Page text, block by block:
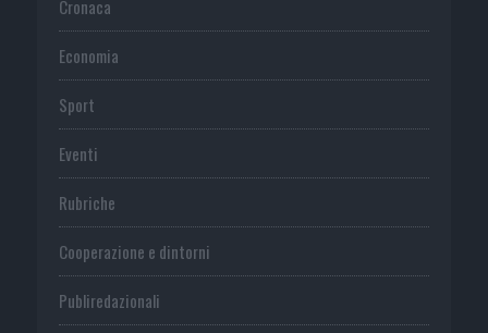
Cronaca
Economia
Sport
Eventi
Rubriche
Cooperazione e dintorni
Publiredazionali